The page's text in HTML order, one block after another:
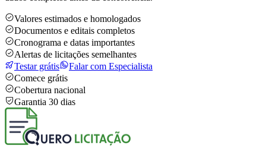
Valores estimados e homologados
Documentos e editais completos
Cronograma e datas importantes
Alertas de licitações semelhantes
Testar grátis
Falar com Especialista
Comece grátis
Cobertura nacional
Garantia 30 dias